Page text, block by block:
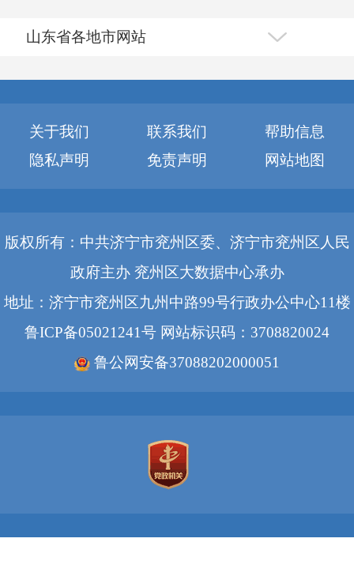
山东省各地市网站
关于我们 联系我们
帮助信息
隐私声明
免责声明 网站地图
版权所有：中共济宁市兖州区委、济宁市兖州区人民
政府主办 兖州区大数据中心承办
地址：济宁市兖州区九州中路99号行政办公中心11楼
鲁ICP备05021241号 网站标识码：3708820024
鲁公网安备37088202000051